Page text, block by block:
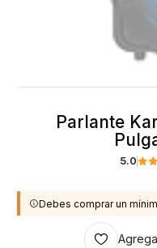
Parlante
5.0
Debes comprar un